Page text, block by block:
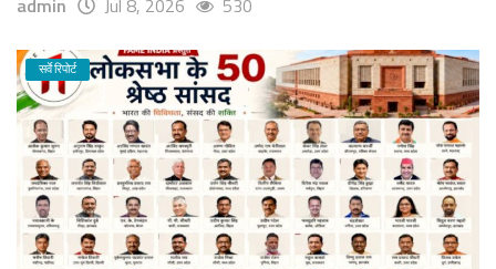
admin Jul 8, 2026 530
सर्वे रिपोर्ट